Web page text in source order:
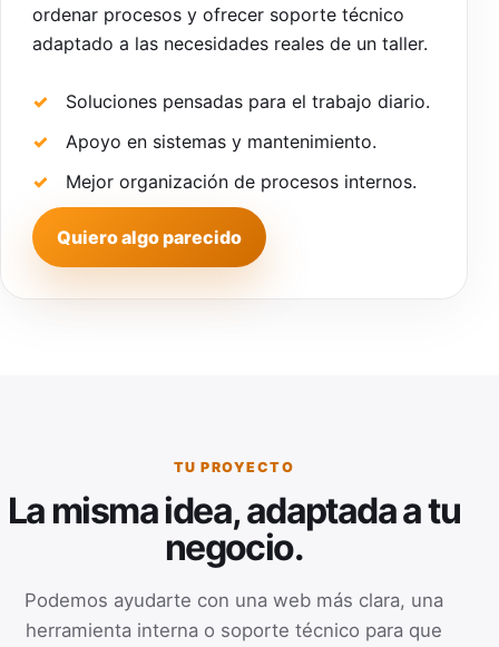
ordenar procesos y ofrecer soporte técnico
adaptado a las necesidades reales de un taller.
Soluciones pensadas para el trabajo diario.
Apoyo en sistemas y mantenimiento.
Mejor organización de procesos internos.
Quiero algo parecido
TU PROYECTO
La misma idea, adaptada a tu
negocio.
Podemos ayudarte con una web más clara, una
herramienta interna o soporte técnico para que